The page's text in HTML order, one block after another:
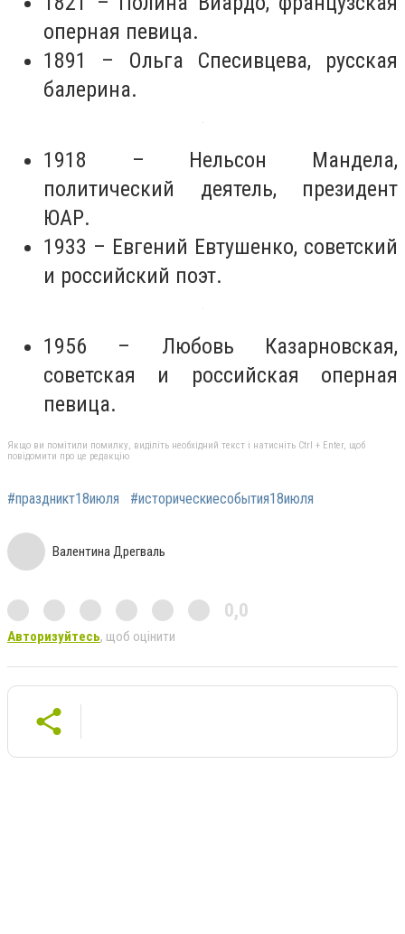
оперная певица.
1891 – Ольга Спесивцева, русская
балерина.
1918 – Нельсон Мандела,
политический деятель, президент
ЮАР.
1933 – Евгений Евтушенко, советский
и российский поэт.
1956 – Любовь Казарновская,
советская и российская оперная
певица.
Якщо ви помітили помилку, виділіть необхідний текст і натисніть Ctrl + Enter, щоб
повідомити про це редакцію
#праздникт18июля #историческиесобытия18июля
Валентина Дрегваль
0,0
Авторизуйтесь, щоб оцінити